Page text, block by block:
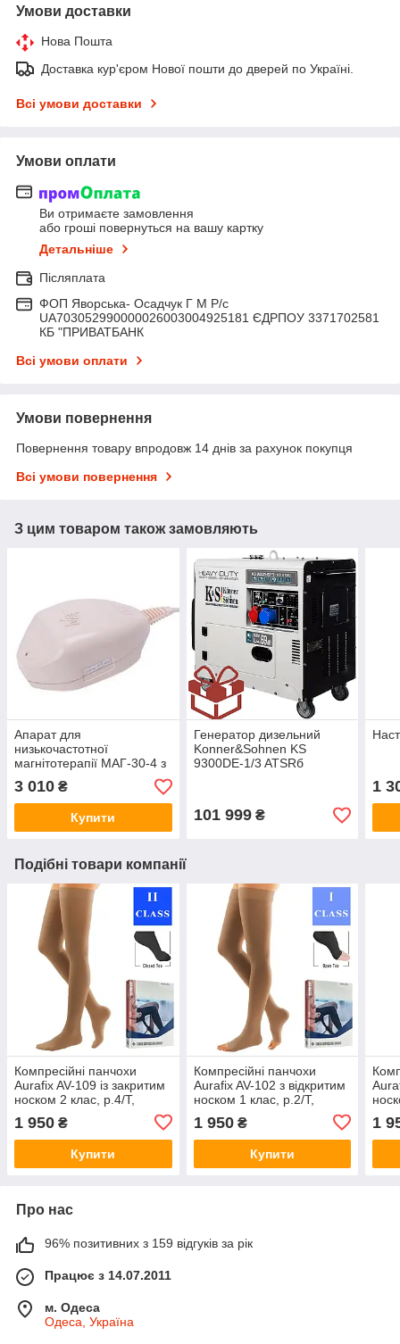
Умови доставки
Нова Пошта
Доставка кур'єром Нової пошти до дверей по Україні.
Всі умови доставки
Умови оплати
Ви отримаєте замовлення
або гроші повернуться на вашу картку
Детальніше
Післяплата
ФОП Яворська- Осадчук Г М Р/c
UA703052990000026003004925181 ЄДРПОУ 3371702581
КБ "ПРИВАТБАНК
Всі умови оплати
Умови повернення
Повернення товару впродовж 14 днів за рахунок покупця
Всі умови повернення
З цим товаром також замовляють
Апарат для
низькочастотної
магнітотерапії МАГ-30-4 з
таймером
3 010 ₴
Купити
Генератор дизельний
Konner&Sohnen KS
9300DE-1/3 ATSRб
101 999₴
1
Подібні товари компанії
Компресійні панчохи
Aurafix AV-109 із закритим
носком 2 клас, р.4/T,
1 950 ₴
Купити
Компресійні панчохи
Aurafix AV-102 з відкритим
носком 1 клас, р.2/T,
1 950₴
Купити
1
Про нас
96% позитивних з 159 відгуків за рік
Працює з 14.07.2011
м. Одеса
Одеса, Україна